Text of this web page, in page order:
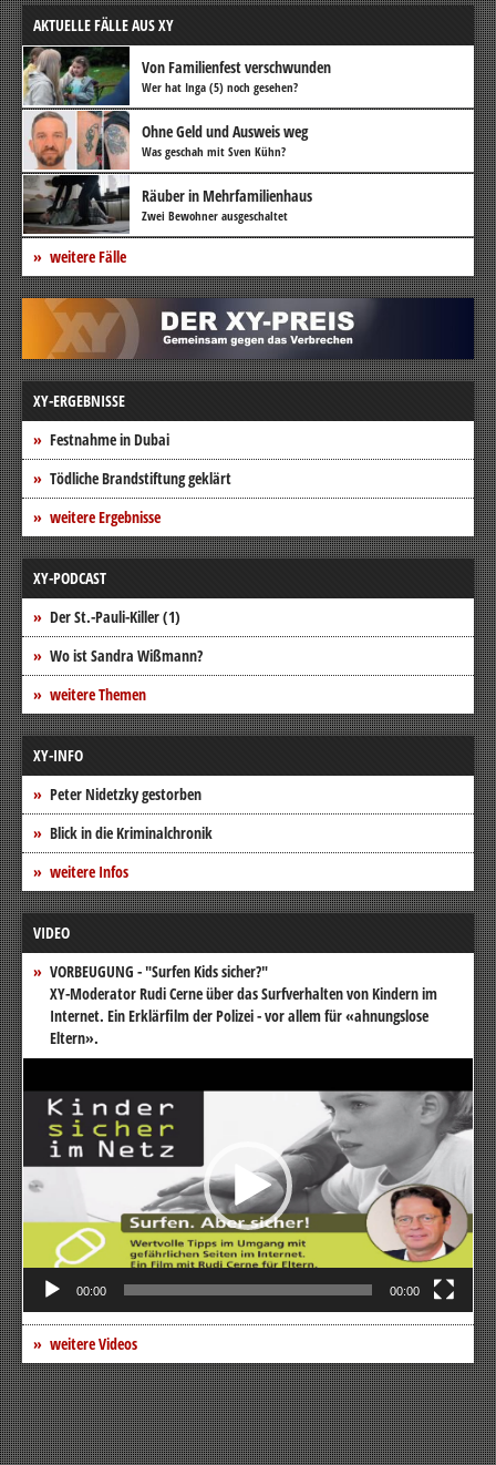
AKTUELLE FÄLLE AUS XY
Von Familienfest verschwunden
Wer hat Inga (5) noch gesehen?
Ohne Geld und Ausweis weg
Was geschah mit Sven Kühn?
Räuber in Mehrfamilienhaus
Zwei Bewohner ausgeschaltet
weitere Fälle
XY-ERGEBNISSE
Festnahme in Dubai
Tödliche Brandstiftung geklärt
weitere Ergebnisse
XY-PODCAST
Der St.-Pauli-Killer (1)
Wo ist Sandra Wißmann?
weitere Themen
XY-INFO
Peter Nidetzky gestorben
Blick in die Kriminalchronik
weitere Infos
VIDEO
VORBEUGUNG - "Surfen Kids sicher?"
XY-Moderator Rudi Cerne über das Surfverhalten von Kindern im
Internet. Ein Erklärfilm der Polizei - vor allem für «ahnungslose
Eltern».
Video-
00:00 00:00
weitere Videos